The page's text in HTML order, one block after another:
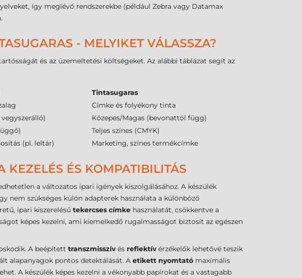
így meglévő rendszerekbe (például Zebra vagy Datamax
- MELYIKET VÁLASSZA?
és az üzemeltetési költségeket. Az alábbi táblázat segít az
Tintasugaras
Címke és folyékony tinta
Közepes/Magas (bevonattól függ)
Teljes színes (CMYK)
(pl. leltár) Marketing, színes termékcímke
ÉS KOMPATIBILITÁS
a változatos ipari igények kiszolgálásához. A készülék
nem szükséges külön adapterek használata a különböző
ipari kiszerelésű tekercses címke használatát, csökkentve a
képes kezelni, ami kiemelkedő rugalmasságot biztosít az egészen
A beépített transzmisszívés reflektívérzékelők lehetővé teszik
alapanyagok pontos detektálását. A etikett nyomtató maximális
A készülék képes kezelni a vékonyabb papírokat és a vastagabb